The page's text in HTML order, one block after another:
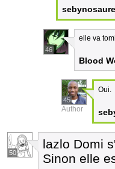
sebynosaure
46
elle va
Blood
45
Author
Oui.
50
lazlo Domi
Sinon elle